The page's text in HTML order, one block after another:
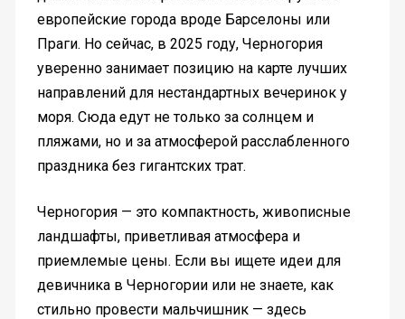
европейские города вроде Барселоны или
Праги. Но сейчас, в 2025 году, Черногория
уверенно занимает позицию на карте лучших
направлений для нестандартных вечеринок у
моря. Сюда едут не только за солнцем и
пляжами, но и за атмосферой расслабленного
праздника без гигантских трат.
Черногория — это компактность, живописные
ландшафты, приветливая атмосфера и
приемлемые цены. Если вы ищете идеи для
девичника в Черногории или не знаете, как
стильно провести мальчишник — здесь